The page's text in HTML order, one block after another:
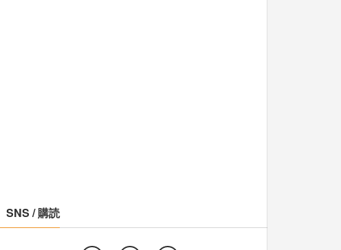
SNS / 購読